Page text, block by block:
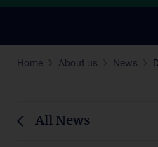
Home About us News
All News